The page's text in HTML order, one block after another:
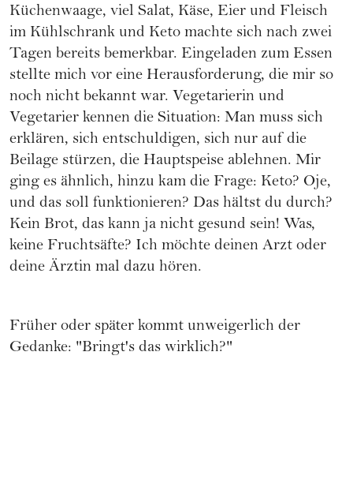
Küchenwaage, viel Salat, Käse, Eier und Fleisch
im Kühlschrank und Keto machte sich nach zwei
Tagen bereits bemerkbar. Eingeladen zum Essen
stellte mich vor eine Herausforderung, die mir so
noch nicht bekannt war. Vegetarierin und
Vegetarier kennen die Situation: Man muss sich
erklären, sich entschuldigen, sich nur auf die
Beilage stürzen, die Hauptspeise ablehnen. Mir
ging es ähnlich, hinzu kam die Frage: Keto? Oje,
und das soll funktionieren? Das hältst du durch?
Kein Brot, das kann ja nicht gesund sein! Was,
keine Fruchtsäfte? Ich möchte deinen Arzt oder
deine Ärztin mal dazu hören.
Früher oder später kommt unweigerlich der
Gedanke: "Bringt's das wirklich?"